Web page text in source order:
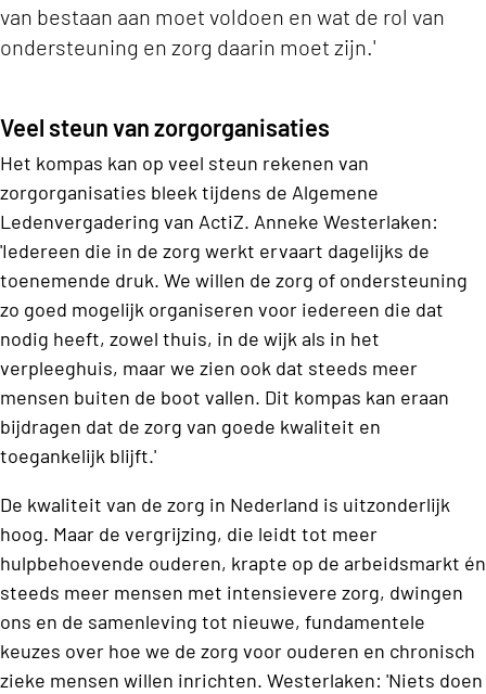
van bestaan aan moet voldoen en wat de rol van
ondersteuning en zorg daarin moet zijn.'
Veel steun van zorgorganisaties
Het kompas kan op veel steun rekenen van
zorgorganisaties bleek tijdens de Algemene
Ledenvergadering van ActiZ. Anneke Westerlaken:
'Iedereen die in de zorg werkt ervaart dagelijks de
toenemende druk. We willen de zorg of ondersteuning
zo goed mogelijk organiseren voor iedereen die dat
nodig heeft, zowel thuis, in de wijk als in het
verpleeghuis, maar we zien ook dat steeds meer
mensen buiten de boot vallen. Dit kompas kan eraan
bijdragen dat de zorg van goede kwaliteit en
toegankelijk blijft.'
De kwaliteit van de zorg in Nederland is uitzonderlijk
hoog. Maar de vergrijzing, die leidt tot meer
hulpbehoevende ouderen, krapte op de arbeidsmarkt én
steeds meer mensen met intensievere zorg, dwingen
ons en de samenleving tot nieuwe, fundamentele
keuzes over hoe we de zorg voor ouderen en chronisch
zieke mensen willen inrichten. Westerlaken: 'Niets doen